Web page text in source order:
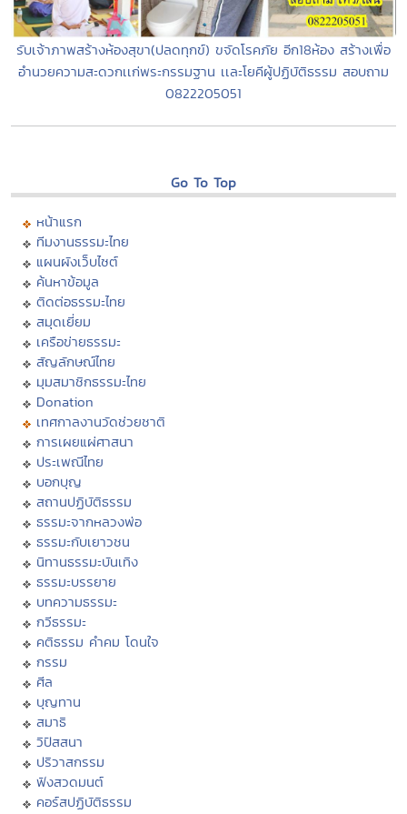
รับเจ้าภาพสร้างห้องสุขา(ปลดทุกข์) ขจัดโรคภัย อีก18ห้อง สร้างเพื่อ
อำนวยความสะดวกเเก่พระกรรมฐาน เเละโยคีผู้ปฏิบัติธรรม สอบถาม
0822205051
Go To Top
หน้าแรก
ทีมงานธรรมะไทย
แผนผังเว็บไซต์
ค้นหาข้อมูล
ติดต่อธรรมะไทย
สมุดเยี่ยม
เครือข่ายธรรมะ
สัญลักษณ์ไทย
มุมสมาชิกธรรมะไทย
Donation
เทศกาลงานวัดช่วยชาติ
การเผยแผ่ศาสนา
ประเพณีไทย
บอกบุญ
สถานปฏิบัติธรรม
ธรรมะจากหลวงพ่อ
ธรรมะกับเยาวชน
นิทานธรรมะบันเทิง
ธรรมะบรรยาย
บทความธรรมะ
กวีธรรมะ
คติธรรม คำคม โดนใจ
กรรม
ศีล
บุญทาน
สมาธิ
วิปัสสนา
ปริวาสกรรม
ฟังสวดมนต์
คอร์สปฏิบัติธรรม